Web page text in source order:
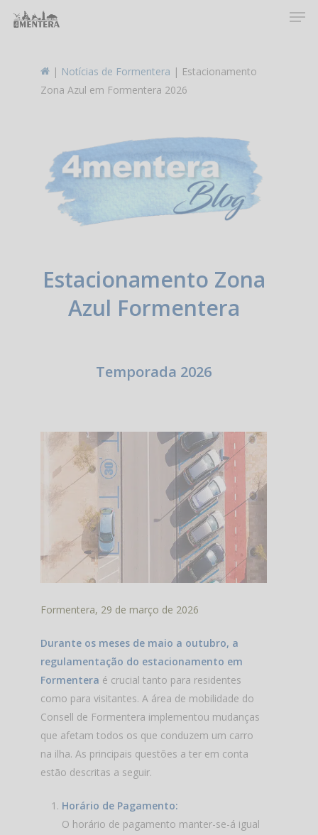
| Notícias de Formentera | Estacionamento
Zona Azul em Formentera 2026
Estacionamento Zona
Azul Formentera
Temporada 2026
Formentera, 29 de março de 2026
Durante os meses de maio a outubro, a
regulamentação do estacionamento em
Formentera é crucial tanto para residentes
como para visitantes. A área de mobilidade do
Consell de Formentera implementou mudanças
que afetam todos os que conduzem um carro
na ilha. As principais questões a ter em conta
estão descritas a seguir.
Horário de Pagamento:
O horário de pagamento manter-se-á igual